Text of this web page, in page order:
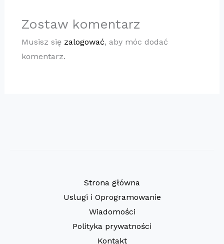
Zostaw komentarz
Musisz się zalogować, aby móc dodać
komentarz.
Strona główna
Uslugi i Oprogramowanie
Wiadomości
Polityka prywatności
Kontakt